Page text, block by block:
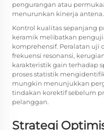
pengurangan atau
menurunkan kinerja antena.
Kontrol kualitas sepanjang
keramik melibatkan
komprehensif. Peralatan uji
frekuensi resonansi,
karakteristik gain terhadap
proses statistik
mungkin menunjukkan
tindakan korektif sebelum
pelanggan.
Strategi